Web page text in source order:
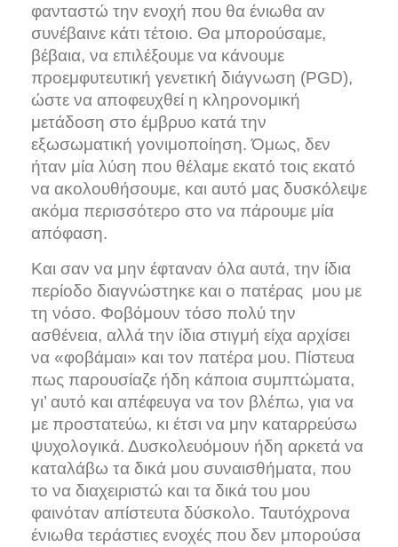
φανταστώ την ενοχή που θα ένιωθα αν
συνέβαινε κάτι τέτοιο. Θα μπορούσαμε,
βέβαια, να επιλέξουμε να κάνουμε
προεμφυτευτική γενετική διάγνωση (PGD),
ώστε να αποφευχθεί η κληρονομική
μετάδοση στο έμβρυο κατά την
εξωσωματική γονιμοποίηση. Όμως, δεν
ήταν μία λύση που θέλαμε εκατό τοις εκατό
να ακολουθήσουμε, και αυτό μας δυσκόλεψε
ακόμα περισσότερο στο να πάρουμε μία
απόφαση.
Και σαν να μην έφταναν όλα αυτά, την ίδια
περίοδο διαγνώστηκε και ο πατέρας μου με
τη νόσο. Φοβόμουν τόσο πολύ την
ασθένεια, αλλά την ίδια στιγμή είχα αρχίσει
να «φοβάμαι» και τον πατέρα μου. Πίστευα
πως παρουσίαζε ήδη κάποια συμπτώματα,
γι’ αυτό και απέφευγα να τον βλέπω, για να
με προστατεύω, κι έτσι να μην καταρρεύσω
ψυχολογικά. Δυσκολευόμουν ήδη αρκετά να
καταλάβω τα δικά μου συναισθήματα, που
το να διαχειριστώ και τα δικά του μου
φαινόταν απίστευτα δύσκολο. Ταυτόχρονα
ένιωθα τεράστιες ενοχές που δεν μπορούσα